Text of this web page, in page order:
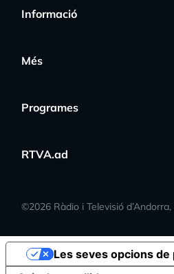
Informació
Més
Programes
RTVA.ad
©2026 Ràdio i Televisió d’Andorra,
Les seves opcions de